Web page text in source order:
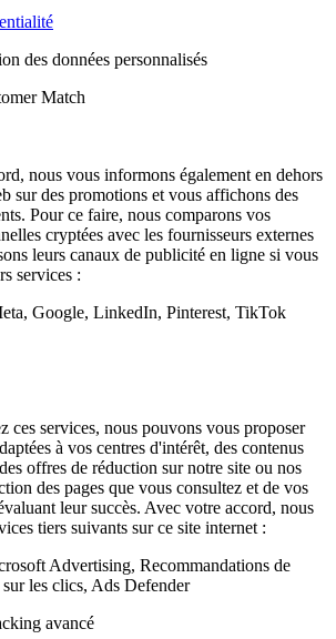
des données personnalisés
Match
nous vous informons également en dehors
sur des promotions et vous affichons des
Pour ce faire, nous comparons vos
cryptées avec les fournisseurs externes
leurs canaux de publicité en ligne si vous
services :
Google, LinkedIn, Pinterest, TikTok
ces services, nous pouvons vous proposer
à vos centres d'intérêt, des contenus
offres de réduction sur notre site ou nos
des pages que vous consultez et de vos
leur succès. Avec votre accord, nous
tiers suivants sur ce site internet :
Advertising, Recommandations de
sur les clics, Ads Defender
avancé